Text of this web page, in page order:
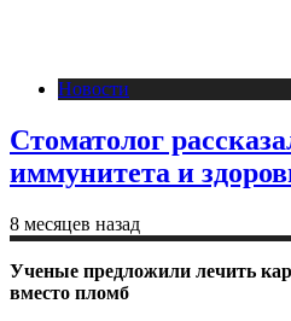
Новости
Стоматолог
иммунитета и
8 месяцев назад
Ученые предложили лечить
вместо пломб